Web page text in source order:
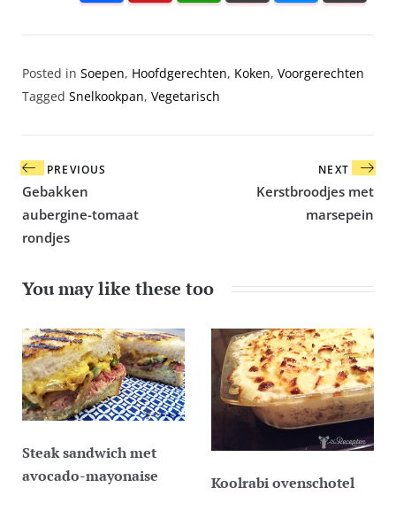
Posted in Soepen, Hoofd­gerechten, Koken, Voor­gerechten
Tagged Snelkookpan, Vegetarisch
Bericht
navigatie
PREVIOUS
Gebakken
aubergine-tomaat
rondjes
NEXT
Kerstbroodjes met
marsepein
You may like these too
Steak sandwich met
avocado-mayonaise
Koolrabi ovenschotel